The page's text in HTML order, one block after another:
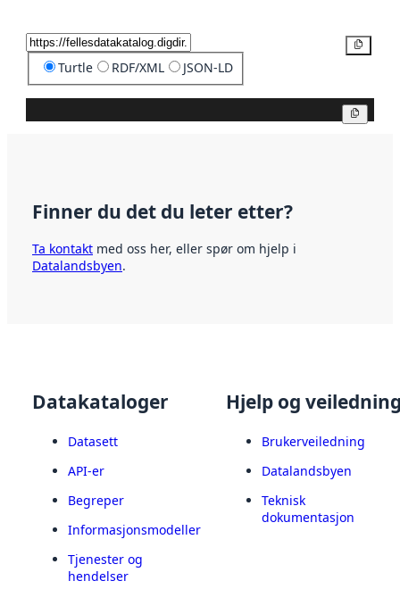
Turtle RDF/XML JSON-LD
Finner du det du leter etter?
Ta kontakt med oss her, eller spør om hjelp i
Datalandsbyen.
Datakataloger
Datasett
API-er
Begreper
Informasjonsmodeller
Tjenester og
hendelser
Hjelp og
Brukerveiledning
Datalandsbyen
Teknisk
dokumentasjon